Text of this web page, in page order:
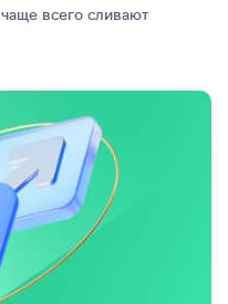
всего сливают